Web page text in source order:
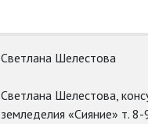
Светлана Шелестова
Светлана Шелестова,
земледелия «Сияние» т.